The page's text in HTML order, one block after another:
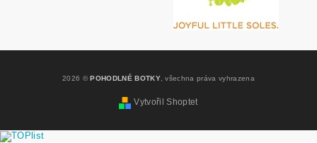
2026 ©POHODLNÉ BOTKY, všechna práva vyhrazena
Vytvořil Shoptet